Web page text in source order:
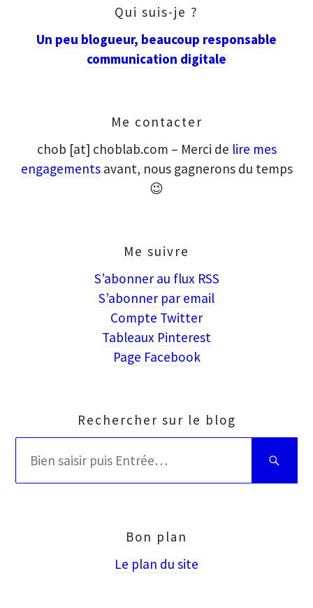
Qui suis-je ?
Un peu blogueur, beaucoup responsable
communication digitale
Me contacter
chob [at] choblab.com – Merci de lire mes
engagementsavant, nous gagnerons du temps
😉
Me suivre
S’abonner au flux RSS
S’abonner par email
Compte Twitter
Tableaux Pinterest
Page Facebook
Rechercher sur le blog
Bien
Bon plan
Le plan du site